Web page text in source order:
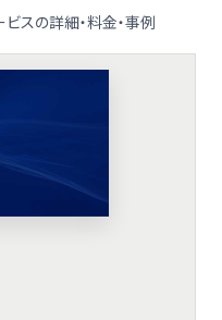
スの詳細・料金・事例